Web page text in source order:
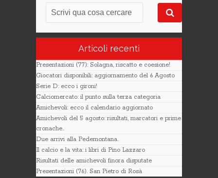
Articoli recenti
Presentazioni (77): Solagna, riscatto e coesione!
Giocatori disponibili: aggiornamento del 6 Agosto
Serie D: ecco i gironi!
Calciomercato: il punto sulla terza categoria
Amichevoli: ecco il calendario aggiornato
Amichevoli del 5 agosto: risultati, marcatori e prime
cronache..
Due arrivi alla Pedemontana.
Il calcio e la vita: i libri di Pino Lazzaro
Risultati delle amichevoli finora disputate
Presentazioni (76). San Pietro di Rosà